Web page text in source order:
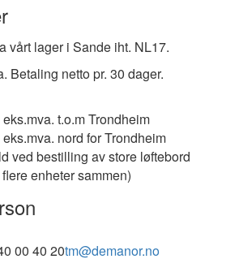
vårt lager i Sande iht. NL17.
Betaling netto pr. 30 dager.
t.o.m Trondheim
nord for Trondheim
ved bestilling av store løftebord
enheter sammen)
00 40 20tm@demanor.no